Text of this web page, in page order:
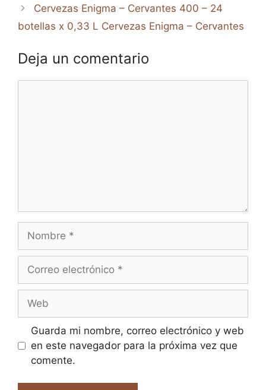
Cervezas Enigma – Cervantes 400 – 24
botellas x 0,33 L Cervezas Enigma – Cervantes
Deja un comentario
electrónico
Guarda mi nombre, correo electrónico y web
en este navegador para la próxima vez que
comente.